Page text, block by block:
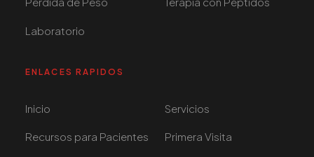
Laboratorio
ENLACES RAPIDOS
Inicio Servicios
Recursos para Pacientes Primera Visita